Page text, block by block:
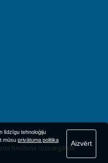
tiesības aizsargātas..
līdzīgu tehnoloģiju
mūsu privātuma politika
Aizvērt